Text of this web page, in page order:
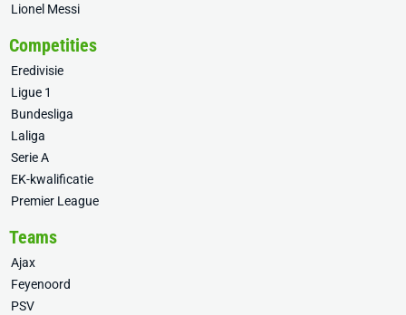
Lionel Messi
Competities
Eredivisie
Ligue 1
Bundesliga
Laliga
Serie A
EK-kwalificatie
Premier League
Teams
Ajax
Feyenoord
PSV